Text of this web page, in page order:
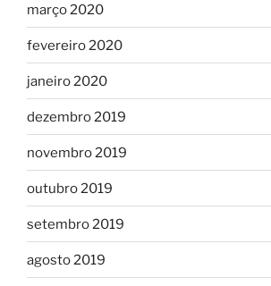
março 2020
fevereiro 2020
janeiro 2020
dezembro 2019
novembro 2019
outubro 2019
setembro 2019
agosto 2019